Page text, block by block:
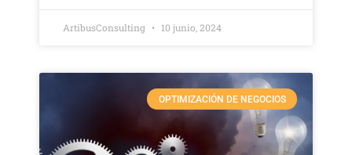
ArtibusConsulting 10 junio, 2024
OPTIMIZACIÓN DE NEGOCIOS